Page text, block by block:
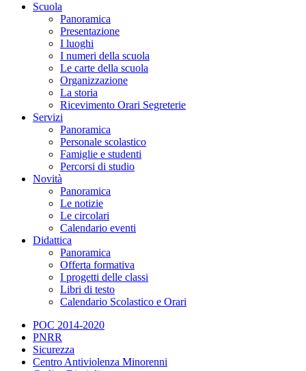
Scuola
Panoramica
Presentazione
I luoghi
I numeri della scuola
Le carte della scuola
Organizzazione
La storia
Ricevimento Orari Segreterie
Servizi
Panoramica
Personale scolastico
Famiglie e studenti
Percorsi di studio
Novità
Panoramica
Le notizie
Le circolari
Calendario eventi
Didattica
Panoramica
Offerta formativa
I progetti delle classi
Libri di testo
Calendario Scolastico e Orari
POC 2014-2020
PNRR
Sicurezza
Centro Antiviolenza Minorenni